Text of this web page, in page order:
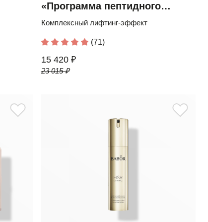
«Программа пептидного
лифтинга»
Комплексный лифтинг-эффект
(71)
15 420 ₽
23 015 ₽